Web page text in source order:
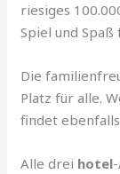
riesiges
Spiel und
Die
Platz für alle.
findet
Alle drei hotel